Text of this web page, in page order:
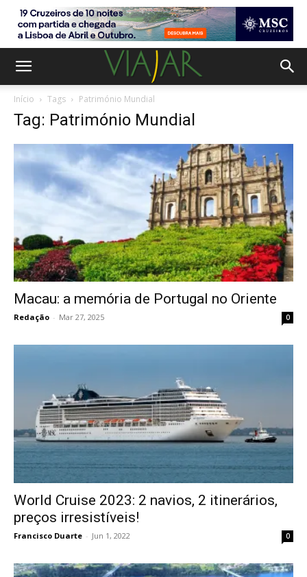
Início Tags Património Mundial
Tag: Património Mundial
Macau: a memória de Portugal no Oriente
Redação - Mar 27, 2025 0
World Cruise 2023: 2 navios, 2 itinerários,
preços irresistíveis!
Francisco Duarte - Jun 1, 2022 0